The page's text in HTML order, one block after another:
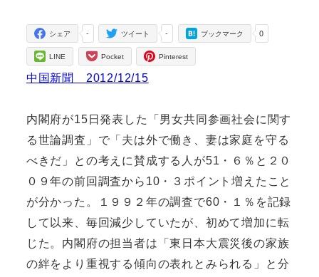
-
シェア -
ツイート 0
ブックマーク
LINE Pocket Pinterest
中国新聞 2012/12/15
内閣府が15日発表した「男女共同参画社会に関す
る世論調査」で「夫は外で働き、妻は家庭を守る
べきだ」との考えに賛成する人が51・６％と２０
０９年の前回調査から10・３ポイント増えたこと
が分かった。１９９２年の調査で60・１％を記録
して以来、毎回減少していたが、初めて増加に転
じた。内閣府の担当者は「東日本大震災後の家族
の絆をより重視する傾向の表れとみられる」と分